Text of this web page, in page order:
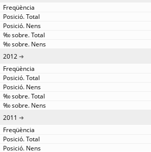
2012
2011